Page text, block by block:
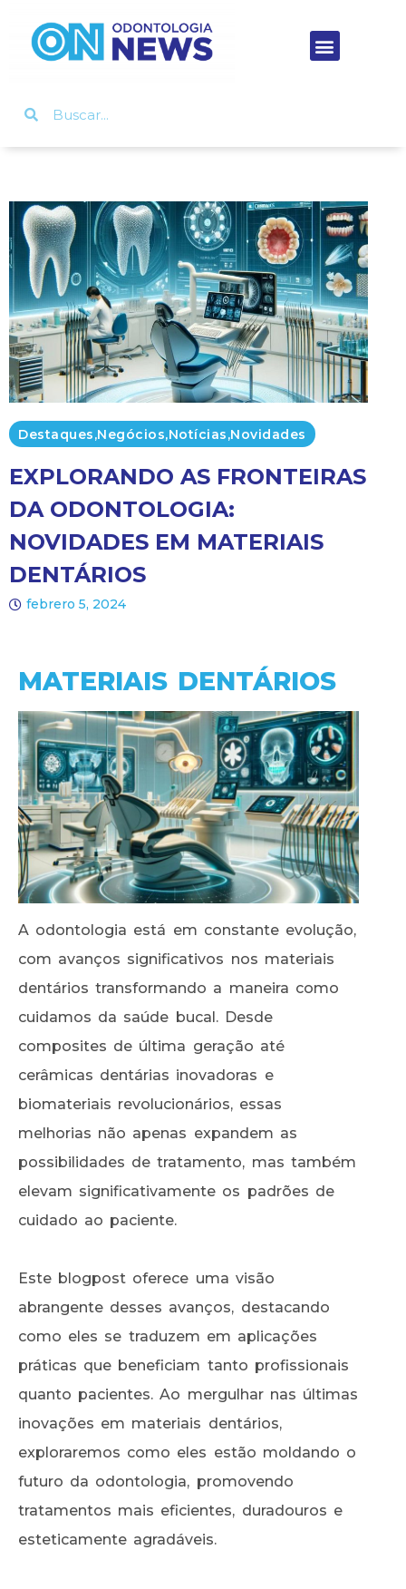
Destaques,Negócios,Notícias,Novidades
EXPLORANDO AS FRONTEIRAS
DA ODONTOLOGIA:
NOVIDADES EM MATERIAIS
DENTÁRIOS
febrero 5, 2024
MATERIAIS DENTÁRIOS
A odontologia está em constante evolução,
com avanços significativos nos materiais
dentários transformando a maneira como
cuidamos da saúde bucal. Desde
composites de última geração até
cerâmicas dentárias inovadoras e
biomateriais revolucionários, essas
melhorias não apenas expandem as
possibilidades de tratamento, mas também
elevam significativamente os padrões de
cuidado ao paciente.
Este blogpost oferece uma visão
abrangente desses avanços, destacando
como eles se traduzem em aplicações
práticas que beneficiam tanto profissionais
quanto pacientes. Ao mergulhar nas últimas
inovações em materiais dentários,
exploraremos como eles estão moldando o
futuro da odontologia, promovendo
tratamentos mais eficientes, duradouros e
esteticamente agradáveis.